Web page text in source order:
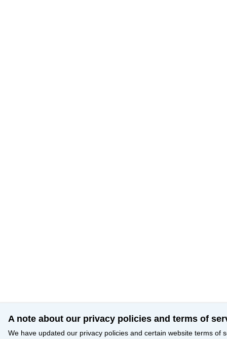
A note about our privacy policies and terms of
We have updated our privacy policies and certain website terms of